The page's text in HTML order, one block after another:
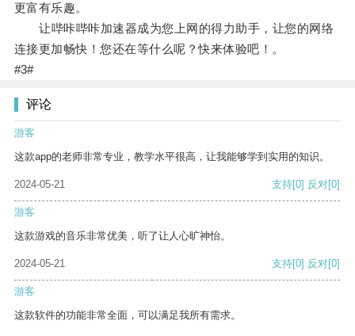
更富有乐趣。
让哔咔哔咔加速器成为您上网的得力助手，让您的网络
连接更加畅快！您还在等什么呢？快来体验吧！。
#3#
评论
游客
这款app的老师非常专业，教学水平很高，让我能够学到实用的知识。
2024-05-21 支持[0] 反对[0]
游客
这款游戏的音乐非常优美，听了让人心旷神怡。
2024-05-21 支持[0] 反对[0]
游客
这款软件的功能非常全面，可以满足我所有需求。